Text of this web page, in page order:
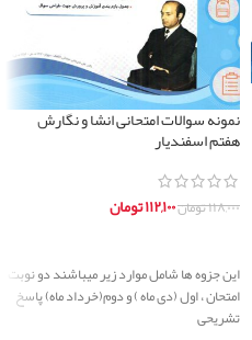
نمونه سوالات امتحانی انشا و نگارش
هفتم اسفندیار
۱۱۸,۰۰۰تومان۱۱۲,۱۰۰تومان
این جزوه ها شامل موارد زیر میباشند دو نوبت
امتحان ، اول (دی ماه ) و دوم(خرداد ماه) پاسخ
تشریحی